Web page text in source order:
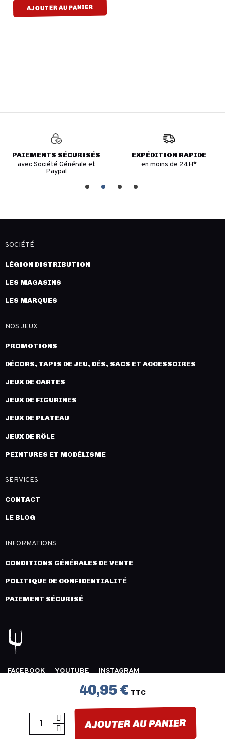
40,95 € TTC
AJOUTER AU PANIER
AJOUTER AU PANIER
PAIEMENTS SÉCURISÉS
avec Société Générale et
Paypal
EXPÉDITION RAPIDE
en moins de 24H*
SOCIÉTÉ
LÉGION DISTRIBUTION
LES MAGASINS
LES MARQUES
NOS JEUX
PROMOTIONS
DÉCORS, TAPIS DE JEU, DÉS, SACS ET ACCESSOIRES
JEUX DE CARTES
JEUX DE FIGURINES
JEUX DE PLATEAU
JEUX DE RÔLE
PEINTURES ET MODÉLISME
SERVICES
CONTACT
LE BLOG
INFORMATIONS
CONDITIONS GÉNÉRALES DE VENTE
POLITIQUE DE CONFIDENTIALITÉ
PAIEMENT SÉCURISÉ
FACEBOOK YOUTUBE
INSTAGRAM
COPYRIGHT 2026 © LÉGION DISTRIBUTION -
INNLOG